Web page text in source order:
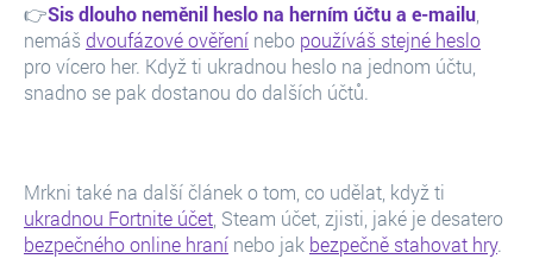
👉Sis dlouho neměnil heslo na herním účtu a e-mailu
nemáš dvoufázové ověření nebo používáš stejné heslo
pro vícero her. Když ti ukradnou heslo na jednom účtu,
snadno se pak dostanou do dalších účtů.
Mrkni také na další článek o tom, co udělat, když ti
ukradnou Fortnite účet , Steam účet, zjisti, jaké je desatero
bezpečného online hraní nebo jak bezpečně stahovat hry.